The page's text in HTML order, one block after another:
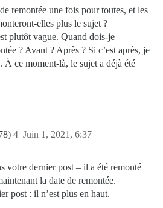
remontée une fois pour toutes, et les
elles plus le sujet ?
plutôt vague. Quand dois-je
? Avant ? Après ? Si c’est après, je
À ce moment-là, le sujet a déjà été
Juin 1, 2021, 6:37
4
votre dernier post – il a été remonté
la date de remontée.
post : il n’est plus en haut.